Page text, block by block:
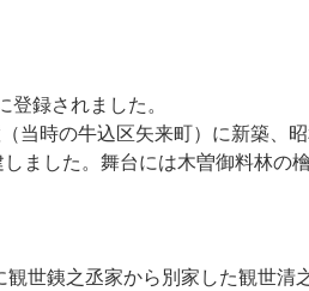
録されました。
当時の牛込区矢来町）に新築、
ました。舞台には木曽御料林の
世銕之丞家から別家した観世清